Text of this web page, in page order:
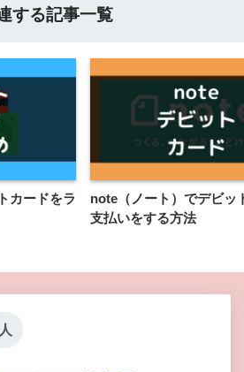
する記事一覧
カードをラ
note（ノート）でデビッ
支払いをする方法